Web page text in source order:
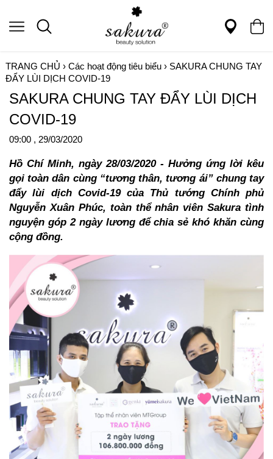
TRANG CHỦ › Các hoạt động tiêu biểu › SAKURA CHUNG TAY
ĐẨY LÙI DỊCH COVID-19
SAKURA CHUNG TAY ĐẨY LÙI DỊCH
COVID-19
09:00 , 29/03/2020
Hồ Chí Minh, ngày 28/03/2020 - Hưởng ứng lời kêu
gọi toàn dân cùng “tương thân, tương ái” chung tay
đẩy lùi dịch Covid-19 của Thủ tướng Chính phủ
Nguyễn Xuân Phúc, toàn thể nhân viên Sakura tình
nguyện góp 2 ngày lương để chia sẻ khó khăn cùng
cộng đồng.